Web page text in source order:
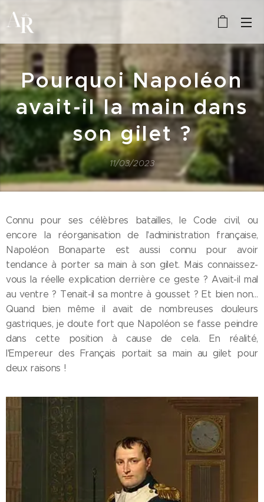
Pourquoi Napoléon
avait-il la main dans
son gilet ?
11/03/2023
Connu pour ses célèbres batailles, le Code civil, ou
encore la réorganisation de l'administration française,
Napoléon Bonaparte est aussi connu pour avoir
tendance à porter sa main à son gilet. Mais connaissez-
vous la réelle explication derrière ce geste ? Avait-il mal
au ventre ? Tenait-il sa montre à gousset ? Et bien non…
Quand bien même il avait de nombreuses douleurs
gastriques, je doute fort que Napoléon se fasse peindre
dans cette position à cause de cela. En réalité,
l'Empereur des Français portait sa main au gilet pour
deux raisons !